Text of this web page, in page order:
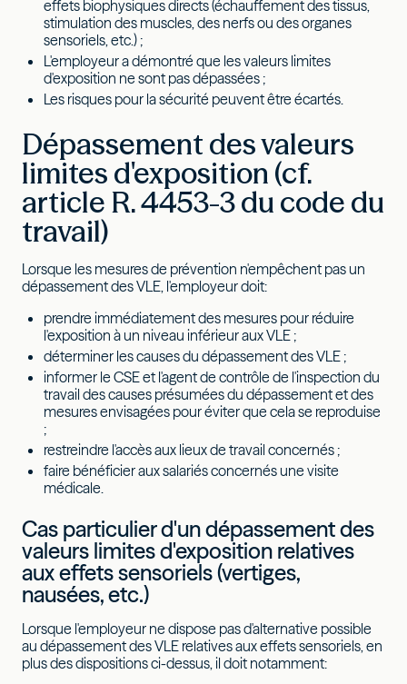
effets biophysiques directs (échauffement des tissus,
stimulation des muscles, des nerfs ou des organes
sensoriels, etc.) ;
L'employeur a démontré que les valeurs limites
d'exposition ne sont pas dépassées ;
Les risques pour la sécurité peuvent être écartés.
Dépassement des valeurs
limites d'exposition (cf.
article R. 4453-3 du code du
travail)
Lorsque les mesures de prévention n'empêchent pas un
dépassement des VLE, l'employeur doit:
prendre immédiatement des mesures pour réduire
l'exposition à un niveau inférieur aux VLE ;
déterminer les causes du dépassement des VLE ;
informer le CSE et l'agent de contrôle de l'inspection du
travail des causes présumées du dépassement et des
mesures envisagées pour éviter que cela se reproduise
;
restreindre l'accès aux lieux de travail concernés ;
faire bénéficier aux salariés concernés une visite
médicale.
Cas particulier d'un dépassement des
valeurs limites d'exposition relatives
aux effets sensoriels (vertiges,
nausées, etc.)
Lorsque l'employeur ne dispose pas d'alternative possible
au dépassement des VLE relatives aux effets sensoriels, en
plus des dispositions ci-dessus, il doit notamment: